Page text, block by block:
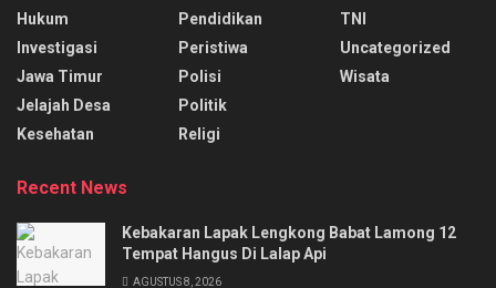
Hukum
Investigasi
Jawa Timur
Jelajah Desa
Kesehatan
Pendidikan
Peristiwa
Polisi
Politik
Religi
TNI
Uncategorized
Wisata
Recent News
Kebakaran Lapak Lengkong Babat Lamong 12
Tempat Hangus Di Lalap Api
AGUSTUS 8, 2026